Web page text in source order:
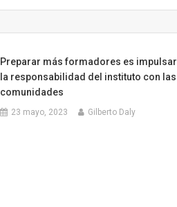
Preparar más formadores es impulsar
la responsabilidad del instituto con las
comunidades
23 mayo, 2023 Gilberto Daly